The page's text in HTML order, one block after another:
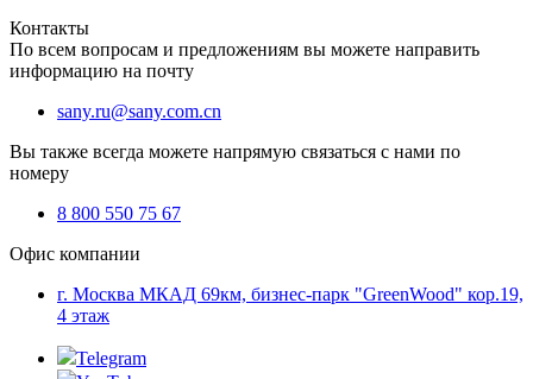
Контакты
По всем вопросам и предложениям вы можете направить
информацию на почту
sany.ru@sany.com.cn
Вы также всегда можете напрямую связаться с нами по
номеру
8 800 550 75 67
Офис компании
г. Москва МКАД 69км, бизнес-парк "GreenWood" кор.19,
4 этаж
Telegram